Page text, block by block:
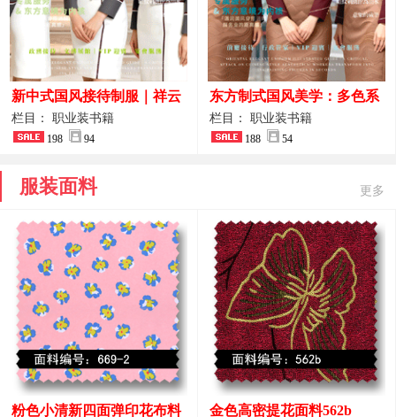
新中式国风接待制服｜祥云
刺绣打造高端厅堂东方美学
栏目： 职业装书籍
198 94
东方制式国风美学：多色系
新中式前厅管家VIP接待员
工作服合集
栏目： 职业装书籍
188 54
服装面料 更多
粉色小清新四面弹印花布料 金色高密提花面料562b